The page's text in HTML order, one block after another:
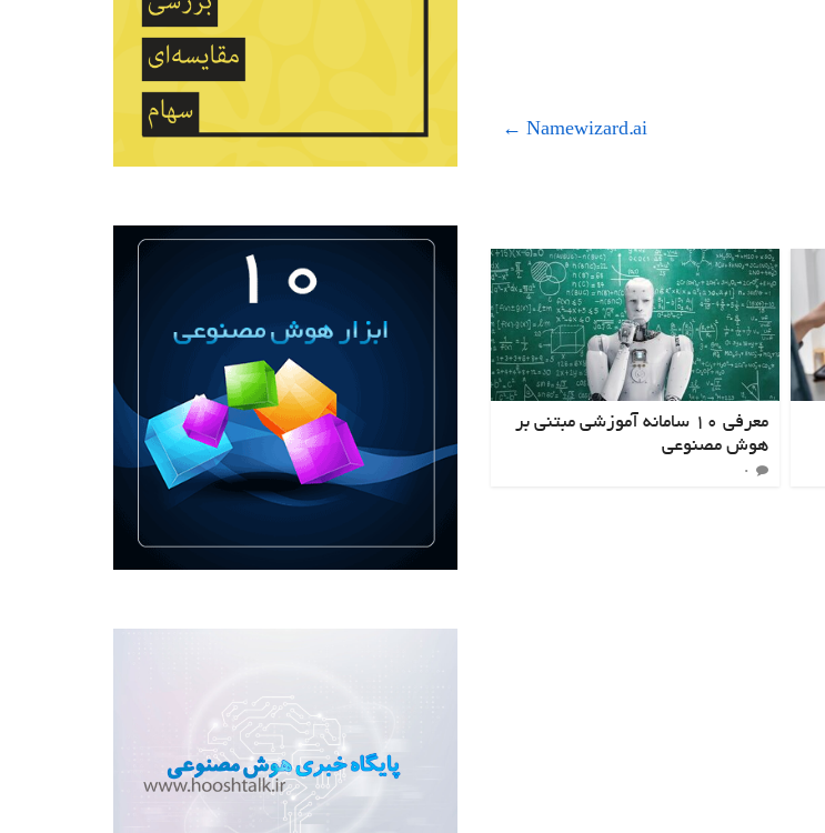
Namewizard.ai
←
معرفی ۱۰ سامانه آموزشی مبتنی بر
هوش مصنوعی
۰